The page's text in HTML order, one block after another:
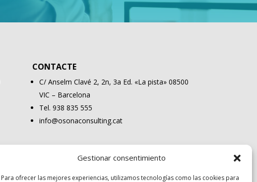
Gestionar consentimiento
Para ofrecer las mejores experiencias, utilizamos tecnologías como las cookies para
CONTACTE
C/ Anselm Clavé 2, 2n, 3a Ed. «La pista» 08500
VIC – Barcelona
Tel. 938 835 555
info@osonaconsulting.cat